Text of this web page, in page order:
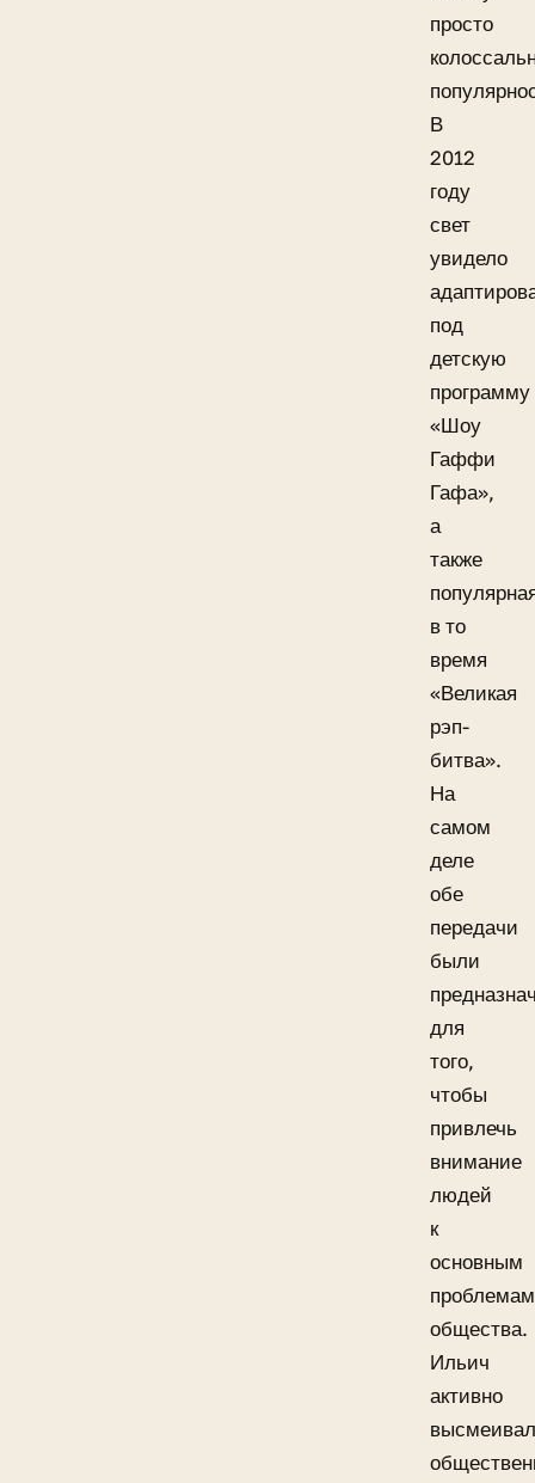
просто
В
2012
году
свет
увидело
под
детскую
программу
«Шоу
Гаффи
Гафа»,
а
также
в то
время
«Великая
рэп-
битва».
На
самом
деле
обе
передачи
были
для
того,
чтобы
привлечь
внимание
людей
к
основным
проблемам
общества.
Ильич
активно
высмеивал